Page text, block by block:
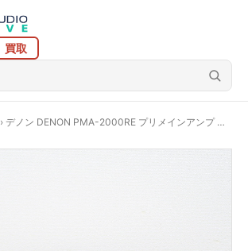
買取
› デノン DENON PMA-2000RE プリメインアンプ 【元箱】 @52017